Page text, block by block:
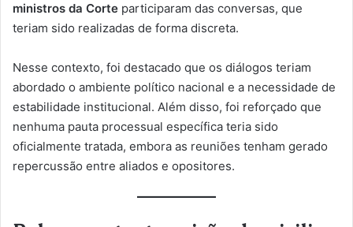
ministros da Corte participaram das conversas, que
teriam sido realizadas de forma discreta.
Nesse contexto, foi destacado que os diálogos teriam
abordado o ambiente político nacional e a necessidade de
estabilidade institucional. Além disso, foi reforçado que
nenhuma pauta processual específica teria sido
oficialmente tratada, embora as reuniões tenham gerado
repercussão entre aliados e opositores.